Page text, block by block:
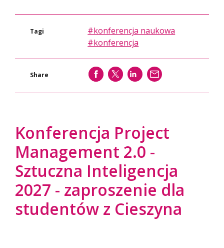
Tagi
#konferencja naukowa
#konferencja
Share SHARE SHARE SHARE
Konferencja Project
Management 2.0 -
Sztuczna Inteligencja
2027 - zaproszenie dla
studentów z Cieszyna